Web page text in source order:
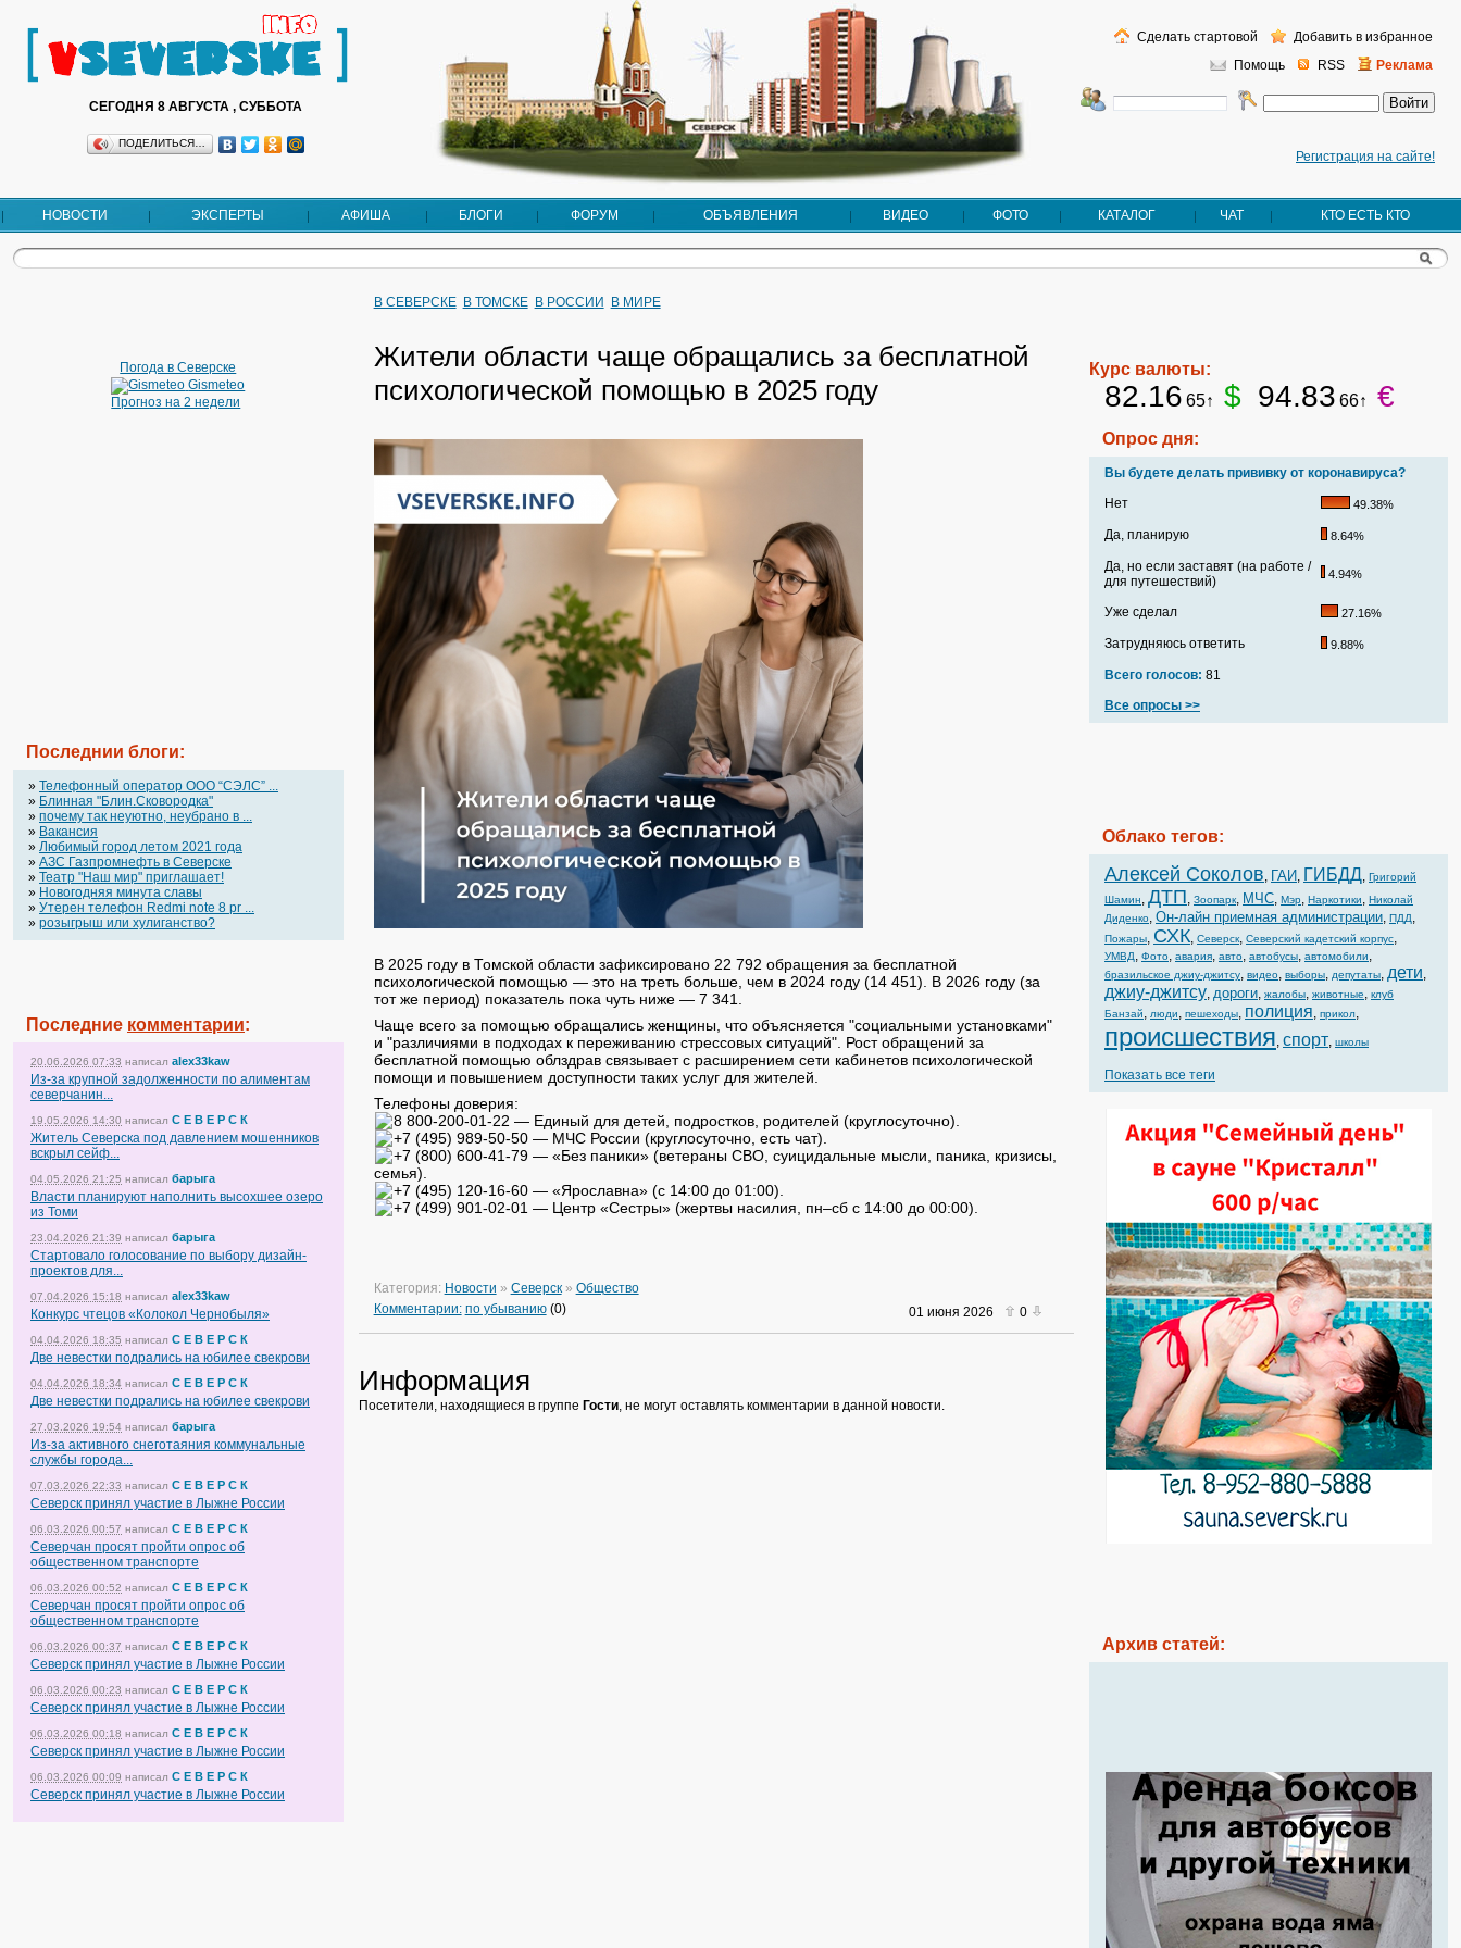
СЕГОДНЯ 8 АВГУСТА , СУББОТА
ПОДЕЛИТЬСЯ…
Регистрация на сайте!
Помощь RSS Реклама
Сделать стартовой Добавить в избранное
НОВОСТИ ЭКСПЕРТЫ АФИША БЛОГИ ФОРУМ ОБЪЯВЛЕНИЯ ВИДЕО ФОТО КАТАЛОГ ЧАТ КТО ЕСТЬ КТО
Погода в Северске
Gismeteo
Прогноз на 2 недели
Последнии блоги:
» Телефонный оператор OOO “СЭЛС” ...
» Блинная "Блин.Сковородка"
» почему так неуютно, неубрано в ...
» Вакансия
» Любимый город летом 2021 года
» АЗС Газпромнефть в Северске
» Театр "Наш мир" приглашает!
» Новогодняя минута славы
» Утерен телефон Redmi note 8 pr ...
» розыгрыш или хулиганство?
Последние комментарии:
20.06.2026 07:33 написал alex33kaw
Из-за крупной задолженности по алиментам
северчанин...
19.05.2026 14:30 написал С Е В Е Р С К
Житель Северска под давлением мошенников
вскрыл сейф...
04.05.2026 21:25 написал барыга
Власти планируют наполнить высохшее озеро
из Томи
23.04.2026 21:39 написал барыга
Стартовало голосование по выбору дизайн-
проектов для...
07.04.2026 15:18 написал alex33kaw
Конкурс чтецов «Колокол Чернобыля»
04.04.2026 18:35 написал С Е В Е Р С К
Две невестки подрались на юбилее свекрови
04.04.2026 18:34 написал С Е В Е Р С К
Две невестки подрались на юбилее свекрови
27.03.2026 19:54 написал барыга
Из-за активного снеготаяния коммунальные
службы города...
07.03.2026 22:33 написал С Е В Е Р С К
Северск принял участие в Лыжне России
06.03.2026 00:57 написал С Е В Е Р С К
Северчан просят пройти опрос об
общественном транспорте
06.03.2026 00:52 написал С Е В Е Р С К
Северчан просят пройти опрос об
общественном транспорте
06.03.2026 00:37 написал С Е В Е Р С К
Северск принял участие в Лыжне России
06.03.2026 00:23 написал С Е В Е Р С К
Северск принял участие в Лыжне России
06.03.2026 00:18 написал С Е В Е Р С К
Северск принял участие в Лыжне России
06.03.2026 00:09 написал С Е В Е Р С К
Северск принял участие в Лыжне России
В СЕВЕРСКЕ В ТОМСКЕ В РОССИИ В МИРЕ
Жители области чаще обращались за бесплатной
психологической помощью в 2025 году
В 2025 году в Томской области зафиксировано 22 792 обращения за бесплатной
психологической помощью — это на треть больше, чем в 2024 году (14 451). В 2026 году (за
тот же период) показатель пока чуть ниже — 7 341.
Чаще всего за помощью обращались женщины, что объясняется "социальными установками"
и "различиями в подходах к переживанию стрессовых ситуаций". Рост обращений за
бесплатной помощью облздрав связывает с расширением сети кабинетов психологической
помощи и повышением доступности таких услуг для жителей.
Телефоны доверия:
8 800-200-01-22 — Единый для детей, подростков, родителей (круглосуточно).
+7 (495) 989-50-50 — МЧС России (круглосуточно, есть чат).
+7 (800) 600-41-79 — «Без паники» (ветераны СВО, суицидальные мысли, паника, кризисы,
семья).
+7 (495) 120-16-60 — «Ярославна» (с 14:00 до 01:00).
+7 (499) 901-02-01 — Центр «Сестры» (жертвы насилия, пн–сб с 14:00 до 00:00).
Категория: Новости » Северск» Общество
Комментарии: по убыванию(0) 01 июня 2026 0
Информация
Посетители, находящиеся в группе Гости, не могут оставлять комментарии в данной новости.
Курс валюты:
82.16 65↑ $ 94.83 66↑ €
Опрос дня:
Вы будете делать прививку от коронавируса?
Нет
49.38%
Да, планирую 8.64%
Да, но если заставят (на работе /
для путешествий)
4.94%
Уже сделал 27.16%
Затрудняюсь ответить 9.88%
Всего голосов: 81
Все опросы >>
Облако тегов:
Алексей Соколов, ГАИ, ГИБДД, Григорий
Шамин, ДТП, Зоопарк, МЧС, Мэр, Наркотики, Николай
Диденко, Он-лайн приемная администрации, ПДД,
Пожары, СХК, Северск, Северский кадетский корпус,
УМВД, Фото, авария, авто, автобусы, автомобили,
бразильское джиу-джитсу, видео, выборы, депутаты, дети,
джиу-джитсу, дороги, жалобы, животные, клуб
Банзай, люди, пешеходы, полиция, прикол,
происшествия, спорт, школы
Показать все теги
Архив статей: